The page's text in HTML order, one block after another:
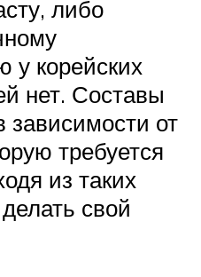
либо
у корейских
нет. Составы
зависимости от
требуется
из таких
свой